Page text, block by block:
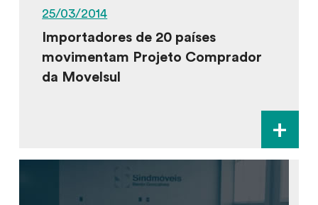
25/03/2014
Importadores de 20 países
movimentam Projeto Comprador
da Movelsul
+